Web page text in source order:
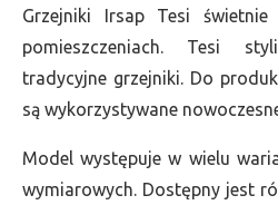
Grzejniki Irsap Tesi
pomieszczeniach. Tesi
tradycyjne grzejniki. Do
są wykorzystywane
Model występuje w wielu
wymiarowych. Dostępny jest